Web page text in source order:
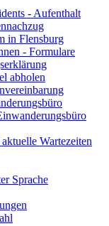
- Aufenthalt
in Flensburg
- Formulare
abholen
Wartezeiten
Sprache